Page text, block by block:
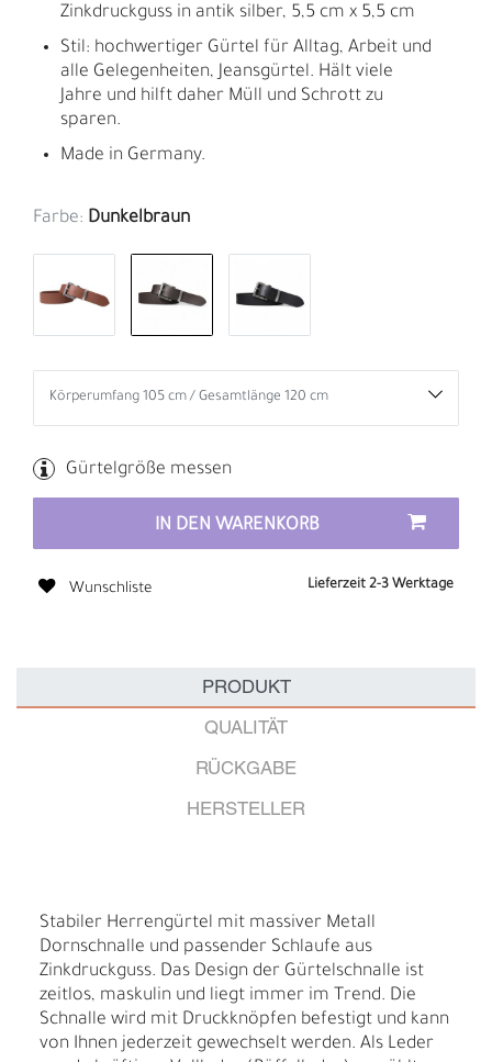
Zinkdruckguss in antik silber, 5,5 cm x 5,5 cm
Stil: hochwertiger Gürtel für Alltag, Arbeit und
alle Gelegenheiten, Jeansgürtel. Hält viele
Jahre und hilft daher Müll und Schrott zu
sparen.
Made in Germany.
Farbe: Dunkelbraun
Gürtelgröße messen
IN DEN WARENKORB
Wunschliste Lieferzeit 2-3 Werktage
PRODUKT
QUALITÄT
RÜCKGABE
HERSTELLER
Stabiler Herrengürtel mit massiver Metall
Dornschnalle und passender Schlaufe aus
Zinkdruckguss. Das Design der Gürtelschnalle ist
zeitlos, maskulin und liegt immer im Trend. Die
Schnalle wird mit Druckknöpfen befestigt und kann
von Ihnen jederzeit gewechselt werden. Als Leder